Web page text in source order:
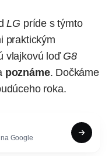
LG príde s týmto
praktickým
vlajkovú loď G8
poznáme. Dočkáme
roka.
Google